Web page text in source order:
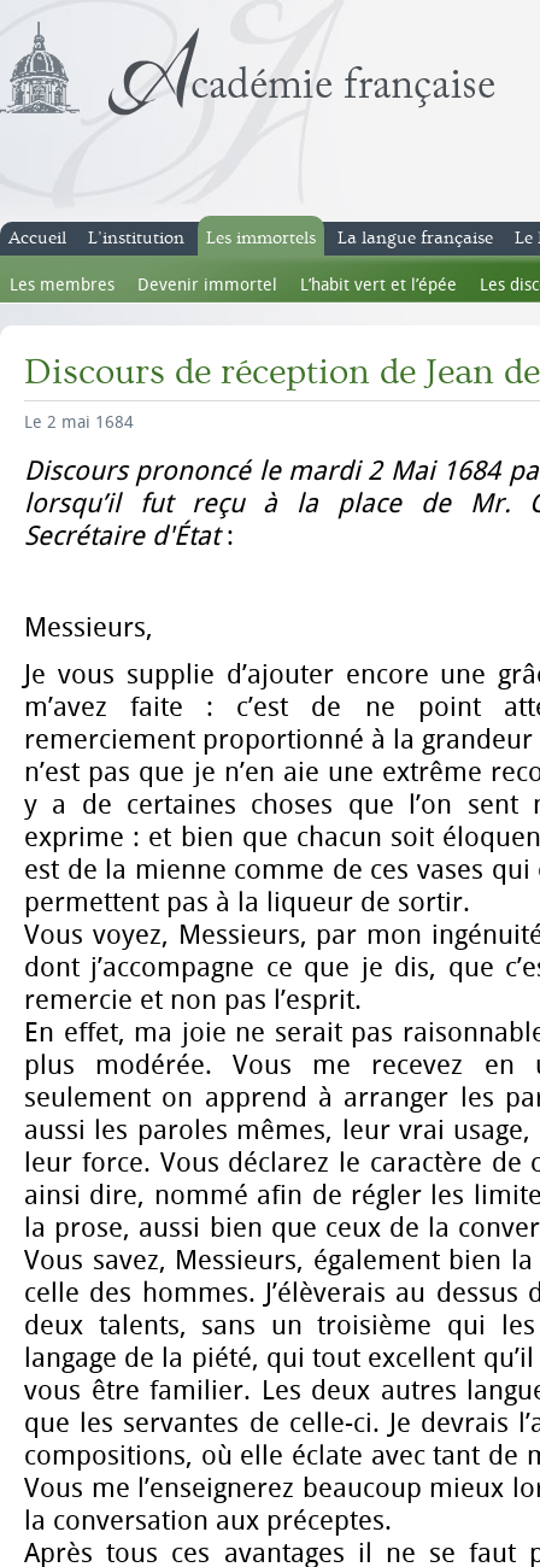
Accueil L’institution Les immortels
Les membres Devenir immortel L’habit vert et l’épée Les
La langue française Le
Discours de réception de Jean
Le 2 mai 1684
Discours prononcé le mardi 2 Mai 1684
lorsqu’il fut reçu à la place de Mr.
Secrétaire d'État:
Messieurs,
Je vous supplie d’ajouter encore une
m’avez faite : c’est de ne point
remerciement proportionné à la grandeur
n’est pas que je n’en aie une extrême
y a de certaines choses que l’on sent
exprime : et bien que chacun soit
est de la mienne comme de ces vases
permettent pas à la liqueur de sortir.
Vous voyez, Messieurs, par mon
dont j’accompagne ce que je dis, que
remercie et non pas l’esprit.
En effet, ma joie ne serait pas
plus modérée. Vous me recevez
seulement on apprend à arranger les
aussi les paroles mêmes, leur vrai
leur force. Vous déclarez le caractère de
ainsi dire, nommé afin de régler les
la prose, aussi bien que ceux de la
Vous savez, Messieurs, également bien
celle des hommes. J’élèverais au dessus
deux talents, sans un troisième qui les
langage de la piété, qui tout excellent
vous être familier. Les deux autres
que les servantes de celle-ci. Je devrais
compositions, où elle éclate avec tant de
Vous me l’enseignerez beaucoup mieux
la conversation aux préceptes.
Après tous ces avantages il ne se faut